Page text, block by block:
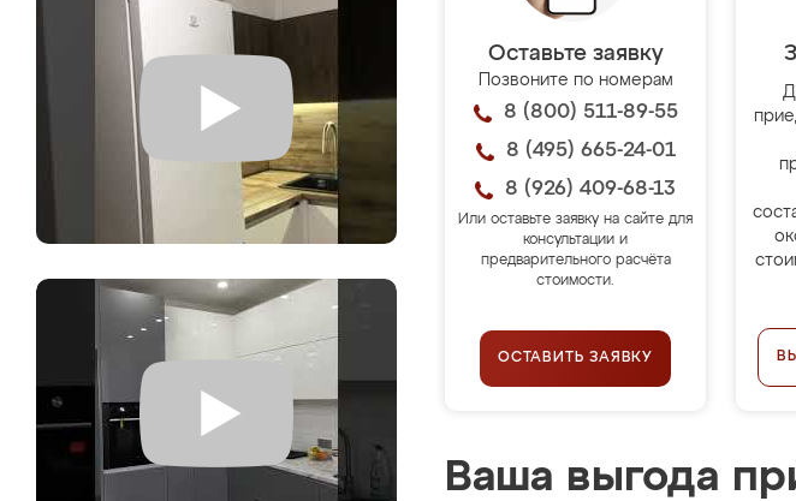
Оставьте заявку
Позвоните по номерам
8 (800) 511-89-55
8 (495) 665-24-01
8 (926) 409-68-13
Или оставьте заявку на сайте для
консультации и
предварительного расчёта
стоимости.
ОСТАВИТЬ ЗАЯВКУ
Ваша выгода